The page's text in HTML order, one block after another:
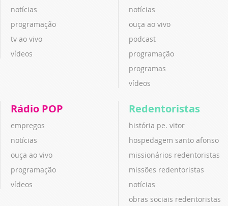
notícias
programação
tv ao vivo
vídeos
notícias
ouça ao vivo
podcast
programação
programas
vídeos
Rádio POP
empregos
notícias
ouça ao vivo
programação
vídeos
Redentoristas
história pe. vitor
hospedagem santo afonso
missionários redentoristas
missões redentoristas
notícias
obras sociais redentoristas